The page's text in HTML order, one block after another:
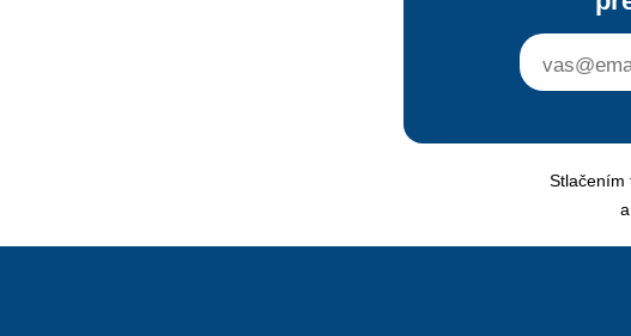
Stlačením
a